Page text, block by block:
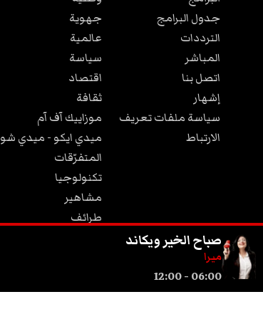
جدول البرامج
الترددات
المباشر
اتصل بنا
إشهار
سياسة ملفات تعريف
الارتباط
جهوية
عالمية
سياسة
اقتصاد
ثقافة
موزاييك آف آم
ميدي ايكو - ميدي شو
المتفرّقات
تكنولوجيا
مشاهير
طرائف
صباح الخير ويكاند
ميرا
06:00
-
12:00